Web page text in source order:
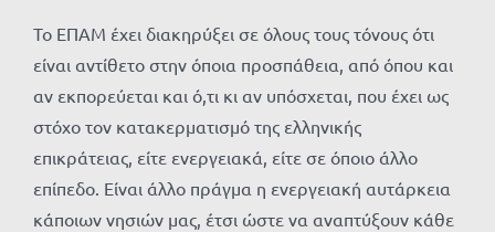
Το ΕΠΑΜ έχει διακηρύξει σε όλους τους τόνους ότι
είναι αντίθετο στην όποια προσπάθεια, από όπου και
αν εκπορεύεται και ό,τι κι αν υπόσχεται, που έχει ως
στόχο τον κατακερματισμό της ελληνικής
επικράτειας, είτε ενεργειακά, είτε σε όποιο άλλο
επίπεδο. Είναι άλλο πράγμα η ενεργειακή αυτάρκεια
κάποιων νησιών μας, έτσι ώστε να αναπτύξουν κάθε